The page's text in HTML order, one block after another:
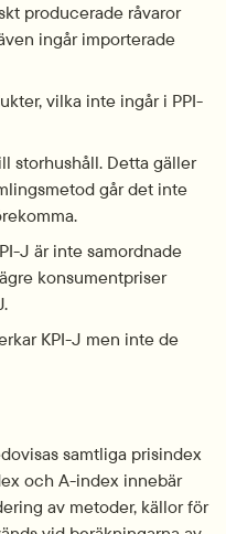
producerade råvaror
ingår importerade
vilka inte ingår i PPI-
storhushåll. Detta gäller
går det inte
J är inte samordnade
konsumentpriser
KPI-J men inte de
samtliga prisindex
och A-index innebär
av metoder, källor för